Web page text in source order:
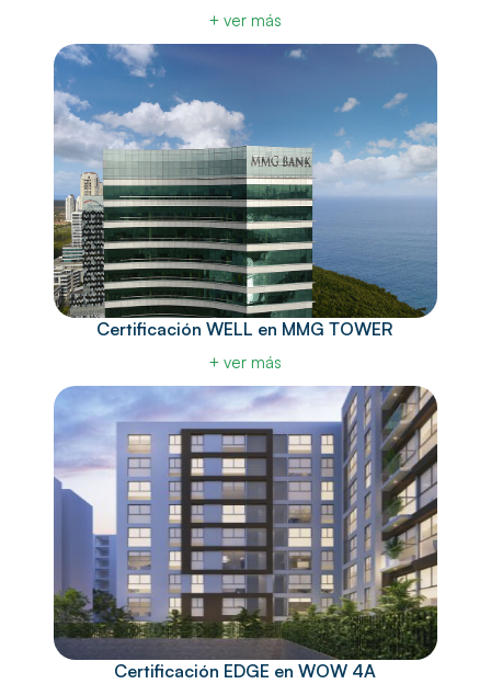
+ ver más
Certificación WELL en MMG TOWER
+ ver más
Certificación EDGE en WOW 4A